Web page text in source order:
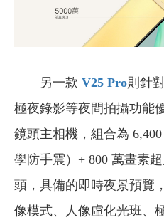
另一款 V25 Pro則針
極夜錄影等夜間拍攝功能
鏡頭主相機，組合為
學防手震）+ 800 萬畫素
頭，具備的即時夜景預覽
像模式、人像虛化光班、